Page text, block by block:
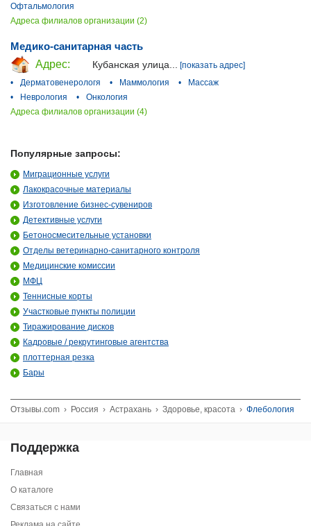
Офтальмология
Адреса филиалов организации (2)
Медико-санитарная часть
Адрес:
Кубанская улица...
[показать адрес]
•
Дерматовенерологя • Маммология •
Массаж
•
Неврология •
Онкология
Адреса филиалов организации (4)
Популярные запросы:
Миграционные услуги
Лакокрасочные материалы
Изготовление бизнес-сувениров
Детективные услуги
Бетоносмесительные установки
Отделы ветеринарно-санитарного контроля
Медицинские комиссии
МФЦ
Теннисные корты
Участковые пункты полиции
Тиражирование дисков
Кадровые / рекрутинговые агентства
плоттерная резка
Бары
Отзывы.com › Россия › Астрахань › Здоровье, красота › Флебология
Поддержка
Главная
О каталоге
Связаться с нами